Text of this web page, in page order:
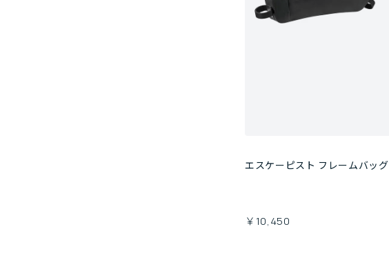
エスケーピスト フレームバッグ
￥10,450